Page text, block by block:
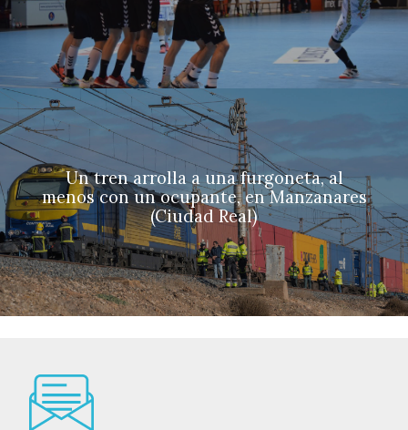
Un tren arrolla a una furgoneta, al
menos con un ocupante, en Manzanares
(Ciudad Real)